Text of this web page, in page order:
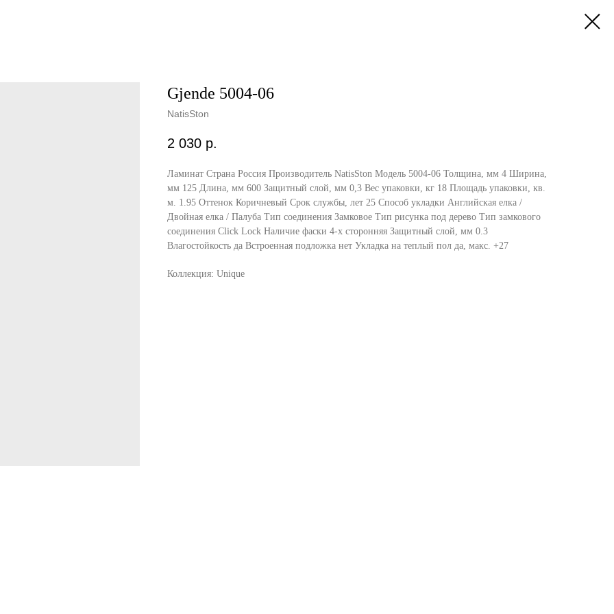
Gjende 5004-06
NatisSton
2 030 р.
Ламинат Страна Россия Производитель NatisSton Модель 5004-06 Толщина, мм 4 Ширина,
мм 125 Длина, мм 600 Защитный слой, мм 0,3 Вес упаковки, кг 18 Площадь упаковки, кв.
м. 1.95 Оттенок Коричневый Срок службы, лет 25 Способ укладки Английская елка /
Двойная елка / Палуба Тип соединения Замковое Тип рисунка под дерево Тип замкового
соединения Click Lock Наличие фаски 4-х сторонняя Защитный слой, мм 0.3
Влагостойкость да Встроенная подложка нет Укладка на теплый пол да, макс. +27
Коллекция: Unique